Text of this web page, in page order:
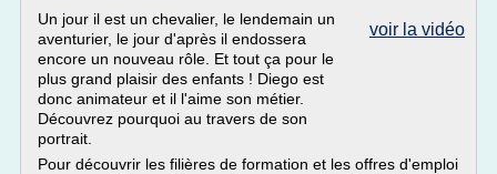
voir la vidéo
Un jour il est un chevalier, le lendemain un
aventurier, le jour d'après il endossera
encore un nouveau rôle. Et tout ça pour le
plus grand plaisir des enfants ! Diego est
donc animateur et il l'aime son métier.
Découvrez pourquoi au travers de son
portrait.
Pour découvrir les filières de formation et les offres d'emploi